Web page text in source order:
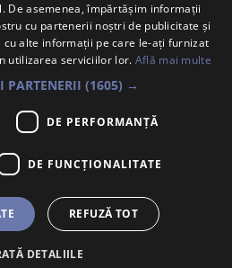
De asemenea, împărtășim informații
cu partenerii noștri de publicitate și
cu alte informații pe care le-ați furnizat
utilizarea serviciilor lor. Află mai multe
PARTENERII (1605) →
DE PERFORMANȚĂ
DE FUNCŢIONALITATE
REFUZĂ TOT
DETALIILE